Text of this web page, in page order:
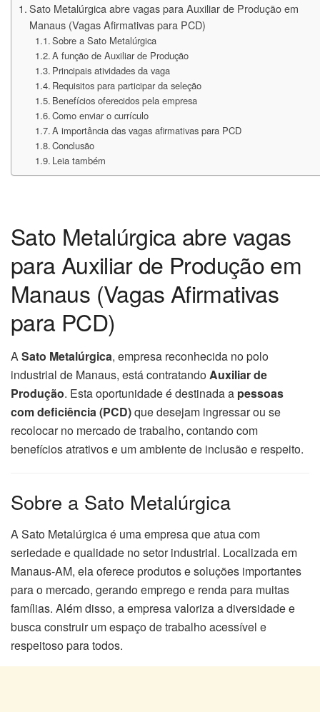
Sato Metalúrgica abre vagas para Auxiliar de Produção em
Manaus (Vagas Afirmativas para PCD)
Sobre a Sato Metalúrgica
A função de Auxiliar de Produção
Principais atividades da vaga
Requisitos para participar da seleção
Benefícios oferecidos pela empresa
Como enviar o currículo
A importância das vagas afirmativas para PCD
Conclusão
Leia também
Sato Metalúrgica abre vagas
para Auxiliar de Produção em
Manaus (Vagas Afirmativas
para PCD)
ASato Metalúrgica, empresa reconhecida no polo
industrial de Manaus, está contratandoAuxiliar de
Produção. Esta oportunidade é destinada a pessoas
com deficiência (PCD)que desejam ingressar ou se
recolocar no mercado de trabalho, contando com
benefícios atrativos e um ambiente de inclusão e respeito.
Sobre a Sato Metalúrgica
A Sato Metalúrgica é uma empresa que atua com
seriedade e qualidade no setor industrial. Localizada em
Manaus-AM, ela oferece produtos e soluções importantes
para o mercado, gerando emprego e renda para muitas
famílias. Além disso, a empresa valoriza a diversidade e
busca construir um espaço de trabalho acessível e
respeitoso para todos.